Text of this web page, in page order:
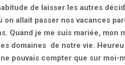
de laisser les autres
on allait passer nos vacances
Quand je me suis mariée,
domaines de notre vie.
pouvais compter que sur moi-